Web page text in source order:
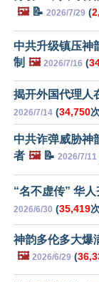
🖼️📝 2026/7/29 (
中共升级镇压神
制 🖼️ 2026/7/16 (
揭开外国代理人
2026/7/14 (34,750
中共诈弹威胁神
者 🖼️📝 2026/7/11
“名不虚传” 华
2026/6/30 (35,419
神韵多伦多大爆
🖼️ 2026/6/29 (